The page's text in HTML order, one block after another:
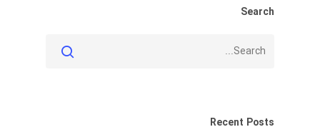
Search
Recent Posts